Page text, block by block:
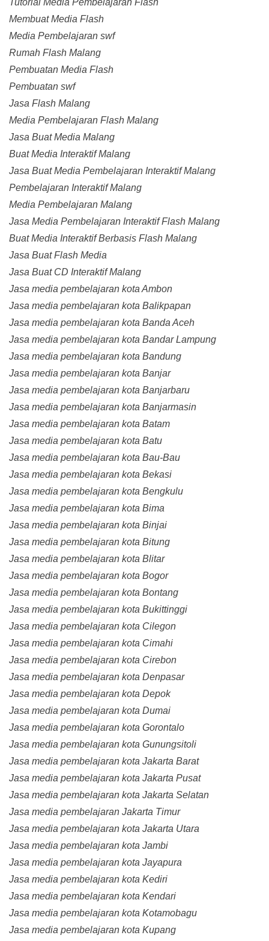
Tutorial Media Pembelajaran Flash
Membuat Media Flash
Media Pembelajaran swf
Rumah Flash Malang
Pembuatan Media Flash
Pembuatan swf
Jasa Flash Malang
Media Pembelajaran Flash Malang
Jasa Buat Media Malang
Buat Media Interaktif Malang
Jasa Buat Media Pembelajaran Interaktif Malang
Pembelajaran Interaktif Malang
Media Pembelajaran Malang
Jasa Media Pembelajaran Interaktif Flash Malang
Buat Media Interaktif Berbasis Flash Malang
Jasa Buat Flash Media
Jasa Buat CD Interaktif Malang
Jasa media pembelajaran kota Ambon
Jasa media pembelajaran kota Balikpapan
Jasa media pembelajaran kota Banda Aceh
Jasa media pembelajaran kota Bandar Lampung
Jasa media pembelajaran kota Bandung
Jasa media pembelajaran kota Banjar
Jasa media pembelajaran kota Banjarbaru
Jasa media pembelajaran kota Banjarmasin
Jasa media pembelajaran kota Batam
Jasa media pembelajaran kota Batu
Jasa media pembelajaran kota Bau-Bau
Jasa media pembelajaran kota Bekasi
Jasa media pembelajaran kota Bengkulu
Jasa media pembelajaran kota Bima
Jasa media pembelajaran kota Binjai
Jasa media pembelajaran kota Bitung
Jasa media pembelajaran kota Blitar
Jasa media pembelajaran kota Bogor
Jasa media pembelajaran kota Bontang
Jasa media pembelajaran kota Bukittinggi
Jasa media pembelajaran kota Cilegon
Jasa media pembelajaran kota Cimahi
Jasa media pembelajaran kota Cirebon
Jasa media pembelajaran kota Denpasar
Jasa media pembelajaran kota Depok
Jasa media pembelajaran kota Dumai
Jasa media pembelajaran kota Gorontalo
Jasa media pembelajaran kota Gunungsitoli
Jasa media pembelajaran kota Jakarta Barat
Jasa media pembelajaran kota Jakarta Pusat
Jasa media pembelajaran kota Jakarta Selatan
Jasa media pembelajaran Jakarta Timur
Jasa media pembelajaran kota Jakarta Utara
Jasa media pembelajaran kota Jambi
Jasa media pembelajaran kota Jayapura
Jasa media pembelajaran kota Kediri
Jasa media pembelajaran kota Kendari
Jasa media pembelajaran kota Kotamobagu
Jasa media pembelajaran kota Kupang